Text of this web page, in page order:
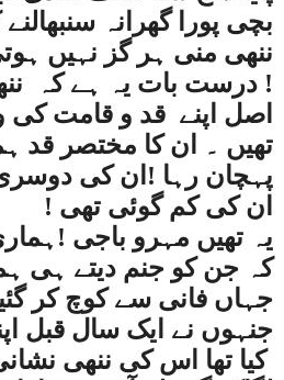
بچی پورا گھرانہ
ننھی منی ہر گز نہیں
! درست بات یہ ہے کہ
اصل اپنے قد و قامت کی
تھیں ۔ ان کا مختصر قد
پہچان رہا !ان کی
ان کی کم گوئی تھی !
یہ تھیں مہرو باجی
کہ جن کو جنم دیتے ہی
جہاں فانی سے کوچ کر
جنہوں نے ایک سال قبل
کیا تھا اس کی ننھی